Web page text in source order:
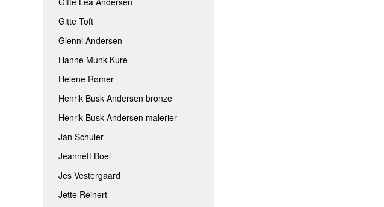
Gitte Toft
Glenni Andersen
Hanne Munk Kure
Helene Rømer
Henrik Busk Andersen bronze
Henrik Busk Andersen malerier
Jan Schuler
Jeannett Boel
Jes Vestergaard
Jette Reinert